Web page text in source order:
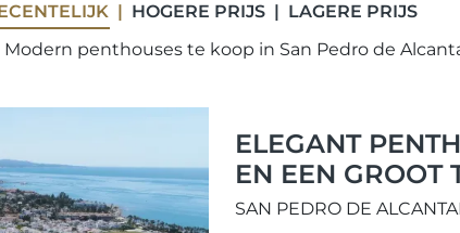
HOGERE PRIJS
LAGERE PRIJS
Modern penthouses te koop in San Pedro de
ELEGANT
EN EEN GROOT
PEDRO DE
SAN PEDRO DE